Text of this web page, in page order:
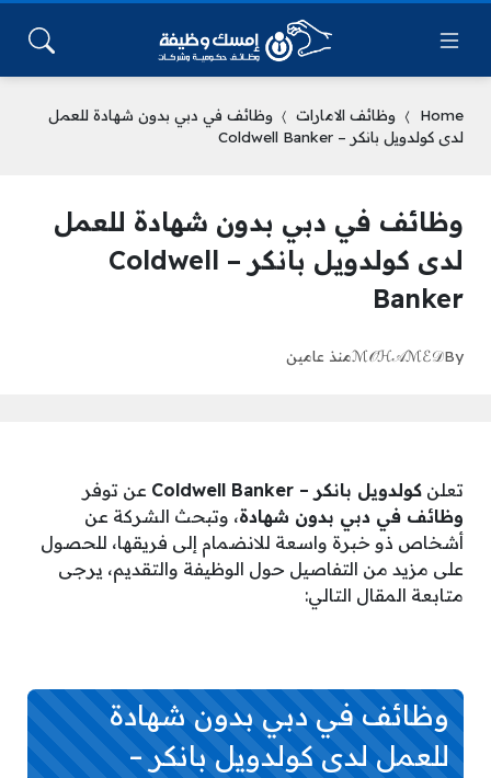
Home وظائف الامارات
وظائف في دبي بدون شهادة للعمل
لدى كولدويل بانكر – Coldwell Banker
وظائف في دبي بدون شهادة للعمل
لدى كولدويل بانكر – Coldwell
Banker
By
ℳ𝒪ℋ𝒜ℳℰ𝒟منذ عامين
تعلن كولدويل بانكر – Coldwell Banker
عن توفر
وظائف في دبي بدون شهادة، وتبحث الشركة عن
أشخاص ذو خبرة واسعة للانضمام إلى فريقها، للحصول
على مزيد من التفاصيل حول الوظيفة والتقديم، يرجى
متابعة المقال التالي:
وظائف في دبي بدون شهادة
للعمل لدى كولدويل بانكر –